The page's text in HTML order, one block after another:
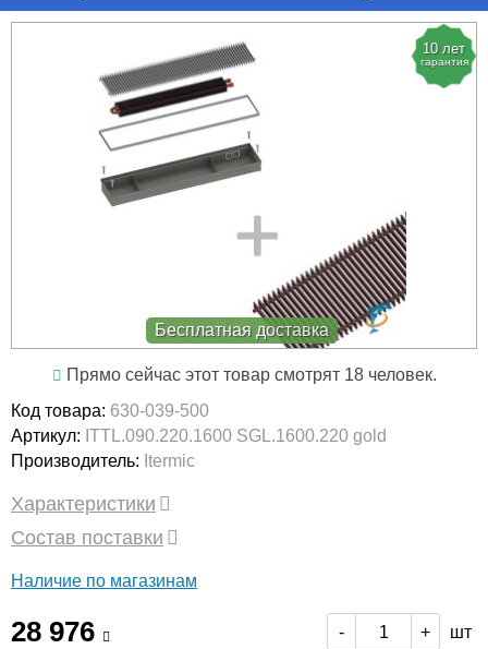
10 лет
гарантия
Бесплатная доставка
Прямо сейчас этот товар смотрят 18 человек.
Код товара: 630-039-500
Артикул: ITTL.090.220.1600 SGL.1600.220 gold
Производитель: Itermic
Характеристики
Состав поставки
Наличие по магазинам
28 976 - + шт